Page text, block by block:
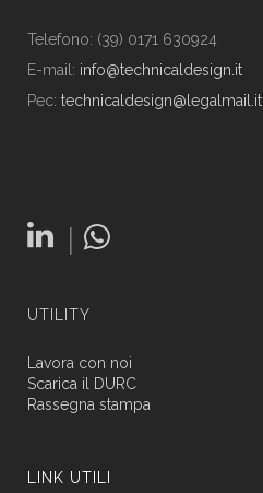
Telefono: (39) 0171 630924
E-mail: info@technicaldesign.it
Pec: technicaldesign@legalmail.it
|
UTILITY
Lavora con noi
Scarica il DURC
Rassegna stampa
LINK UTILI